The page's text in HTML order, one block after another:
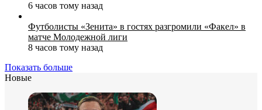
6 часов тому назад
Футболисты «Зенита» в гостях разгромили «Факел» в
матче Молодежной лиги
8 часов тому назад
Показать больше
Новые